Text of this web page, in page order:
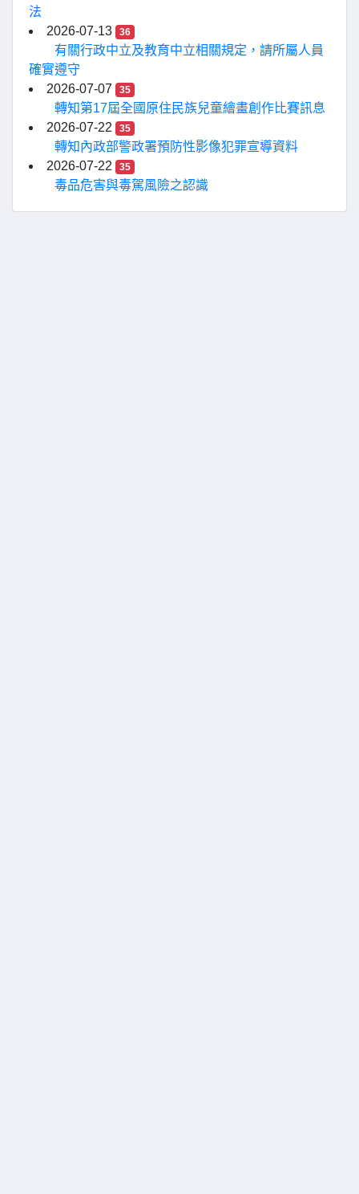
法
2026-07-13
36
有關行政中立及教育中立相關規定，請所屬人員
確實遵守
2026-07-07
35
轉知第17屆全國原住民族兒童繪畫創作比賽訊息
2026-07-22
35
轉知內政部警政署預防性影像犯罪宣導資料
2026-07-22
35
毒品危害與毒駕風險之認識